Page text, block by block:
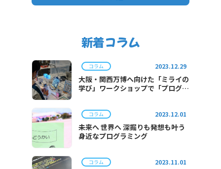
新着コラム
コラム 2023.12.29
大阪・関西万博へ向けた「ミライの
学び」ワークショップで「プログラ
コラム 2023.12.01
未来へ 世界へ 深掘りも発想も叶う
身近なプログラミング
コラム 2023.11.01